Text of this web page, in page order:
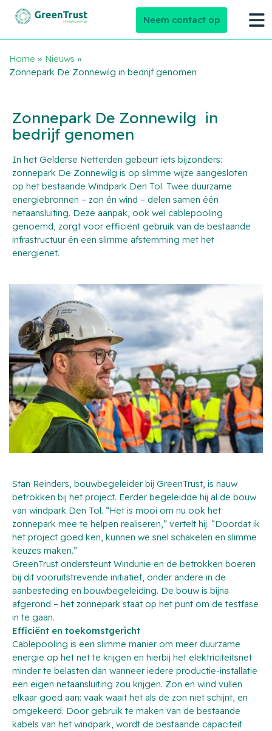
Neem contact op
Home » Nieuws »
Zonnepark De Zonnewilg in bedrijf genomen
Zonnepark De Zonnewilg in
bedrijf genomen
In het Gelderse Netterden gebeurt iets bijzonders:
zonnepark De Zonnewilg is op slimme wijze aangesloten
op het bestaande Windpark Den Tol. Twee duurzame
energiebronnen – zon én wind – delen samen één
netaansluiting. Deze aanpak, ook wel cablepooling
genoemd, zorgt voor efficiënt gebruik van de bestaande
infrastructuur én een slimme afstemming met het
energienet.
Stan Reinders, bouwbegeleider bij GreenTrust, is nauw
betrokken bij het project. Eerder begeleidde hij al de bouw
van windpark Den Tol. “Het is mooi om nu ook het
zonnepark mee te helpen realiseren,” vertelt hij. “Doordat ik
het project goed ken, kunnen we snel schakelen en slimme
keuzes maken.”
GreenTrust ondersteunt Windunie en de betrokken boeren
bij dit vooruitstrevende initiatief, onder andere in de
aanbesteding en bouwbegeleiding. De bouw is bijna
afgerond – het zonnepark staat op het punt om de testfase
in te gaan.
Efficiënt en toekomstgericht
Cablepooling is een slimme manier om meer duurzame
energie op het net te krijgen en hierbij het elektriciteitsnet
minder te belasten dan wanneer iedere productie-installatie
een eigen netaansluiting zou krijgen. Zon en wind vullen
elkaar goed aan: vaak waait het als de zon niet schijnt, en
omgekeerd. Door gebruik te maken van de bestaande
kabels van het windpark, wordt de bestaande capaciteit